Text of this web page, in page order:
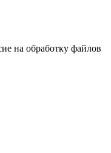
на обработку файлов